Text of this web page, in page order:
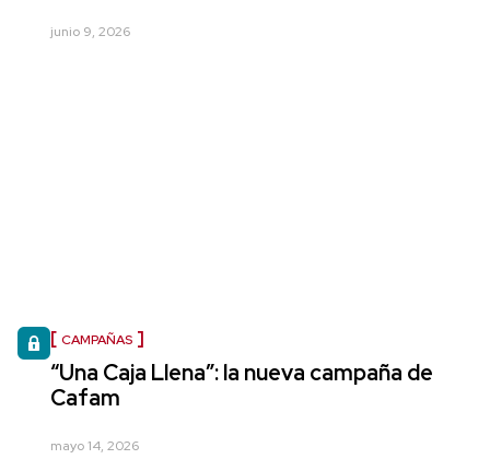
junio 9, 2026
CAMPAÑAS
“Una Caja Llena”: la nueva campaña de
Cafam
mayo 14, 2026